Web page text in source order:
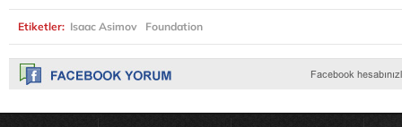
Etiketler: Isaac Asimov Foundation